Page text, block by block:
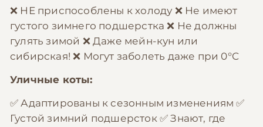
❌ НЕ приспособлены к холоду ❌ Не имеют
густого зимнего подшерстка ❌ Не должны
гулять зимой ❌ Даже мейн-кун или
сибирская! ❌ Могут заболеть даже при 0°C
Уличные коты:
✅ Адаптированы к сезонным изменениям ✅
Густой зимний подшерсток ✅ Знают, где